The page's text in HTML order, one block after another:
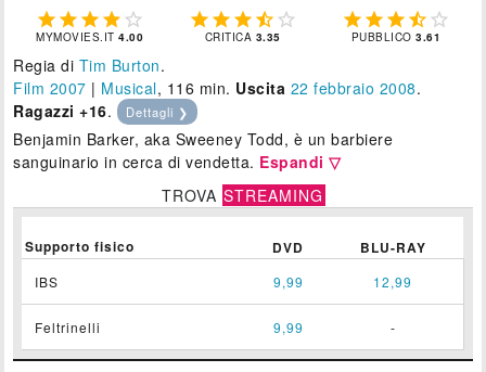
    
MYMOVIES.IT4.00
    
CRITICA 3.35
    
PUBBLICO3.61
Regia di Tim Burton.
Film 2007 | Musical, 116 min. Uscita 22 febbraio 2008.
Ragazzi +16. Dettagli ❯
Benjamin Barker, aka Sweeney Todd, è un barbiere
sanguinario in cerca di vendetta. Espandi ▽
TROVA STREAMING
Supporto fisico DVD BLU-RAY
IBS 9,99 12,99
Feltrinelli 9,99 -